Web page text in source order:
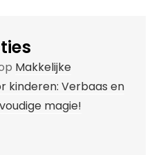
Makkelijke
kinderen: Verbaas en
magie!